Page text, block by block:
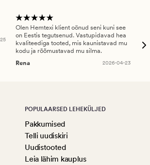
Olen Hemtexi klient oönud seni kuni see
on Eestis tegutsenud. Vastupidavad hea
kvaliteediga tooted, mis kaunistavad mu
kodu ja rõõmustavad mu silma.
Rena
2026-04-23
POPULAARSED LEHEKÜLJED
Pakkumised
Telli uudiskiri
Uudistooted
Leia lähim kauplus